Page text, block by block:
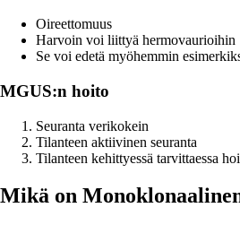
Oireettomuus
Harvoin voi liittyä hermovaurioihin
Se voi edetä myöhemmin
MGUS:n hoito
Seuranta verikokein
Tilanteen aktiivinen seuranta
Tilanteen kehittyessä tarvittaessa
Mikä on